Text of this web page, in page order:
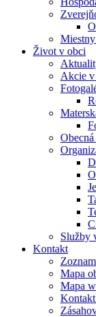
Život v obci
Akcie
Služby
Kontakt
Mapa
Mapa